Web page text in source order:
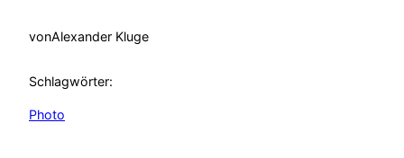
vonAlexander Kluge
Schlagwörter:
Photo